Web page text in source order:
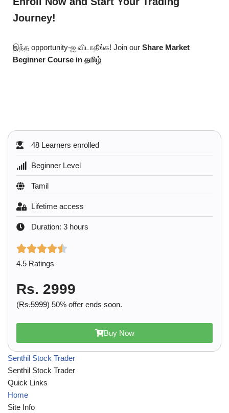
Journey!
இந்த opportunity-ஐ விடாதீங்க! Join our Share Market
Beginner Course in தமிழ்
48 Learners enrolled
Beginner Level
Tamil
Lifetime access
Duration: 3 hours
4.5 Ratings
Rs. 2999
(Rs.5999) 50% offer ends soon.
Buy Now
Senthil Stock Trader
Senthil Stock Trader
Quick Links
Home
Site Info